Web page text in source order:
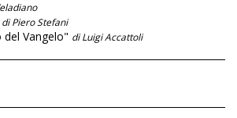
di Piero Stefani
Vangelo" di Luigi Accattoli